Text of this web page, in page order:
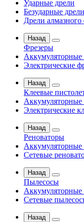
Ударные дрели
Безударные дрели
Дрели алмазного
Назад
Фрезеры
Аккумуляторные
Электрические
Назад
Клеевые
Аккумуляторные
Электрические
Назад
Реноваторы
Аккумуляторные
Сетевые
Назад
Пылесосы
Сетевые
Назад